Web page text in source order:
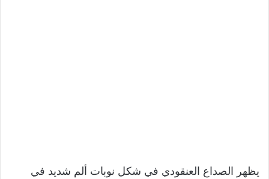
يظهر الصداع العنقودي في شكل نوبات ألم شديد في